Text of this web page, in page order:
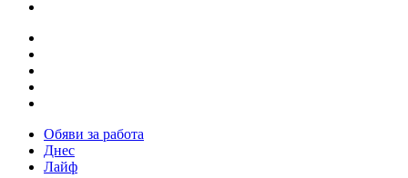
Обяви за работа
Днес
Лайф